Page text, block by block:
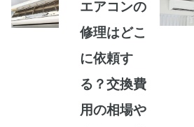
エアコンの
修理はどこ
に依頼す
る？交換費
用の相場や